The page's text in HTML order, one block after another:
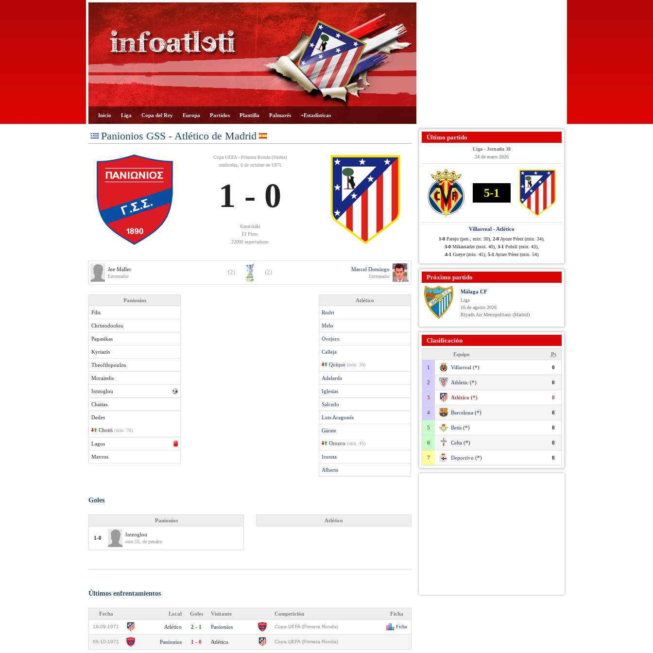
Inicio Liga Copa del Rey Europa Partidos Plantilla Palmarés +Estadísticas
Panionios GSS - Atlético de Madrid
Copa UEFA - Primera Ronda (Vuelta)
miércoles, 6 de octubre de 1971
1 - 0
Karaïskáki
El Pireo
22000 espectadores
Joe Mallet
Entrenador
(2) (2) Marcel Domingo
Entrenador
Panionios
Filis
Christodoulou
Papasikas
Kyriazis
Theofilopoulos
Moraitelis
Intzoglou
Chaitas
Dedes
Chotis (min. 76)
Lagos
Mavros
Atlético
Rodri
Melo
Ovejero
Calleja
Quique (min. 34)
Adelardo
Iglesias
Salcedo
Luis Aragonés
Gárate
Orozco (min. 45)
Irureta
Alberto
Goles
Panionios
1-0
Intzoglou
min.53, de penalty
Atlético
Últimos enfrentamientos
Fecha Local Goles Visitante Competición Ficha
16-09-1971 Atlético 2 - 1 Panionios Copa UEFA (Primera Ronda) Ficha
06-10-1971 Panionios 1 - 0 Atlético Copa UEFA (Primera Ronda)
Último partido
Liga - Jornada 38
24 de mayo 2026
5-1
Villarreal - Atlético
1-0 Parejo (pen., min. 30), 2-0 Ayoze Pérez (min. 34),
3-0 Mikautadze (min. 40), 3-1 Pubill (min. 43),
4-1 Gueye (min. 45), 5-1 Ayoze Pérez (min. 54)
Próximo partido
Málaga CF
Liga
16 de agosto 2026
Riyadh Air Metropolitano (Madrid)
Clasificación
Equipo Pt
1 Villarreal (*) 0
2 Athletic (*) 0
3 Atlético (*) 0
4 Barcelona (*) 0
5 Betis (*) 0
6 Celta (*) 0
7 Deportivo (*) 0